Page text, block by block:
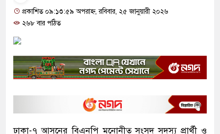
প্রকাশিত ০৯:১৩:৫৯ অপরাহ্ন, রবিবার, ২৫ জানুয়ারী ২০২৬
২৬৮ বার পঠিত
ঢাকা-৭ আসনের বিএনপি মনোনীত সংসদ সদস্য প্রার্থী ও